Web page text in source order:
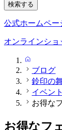
公式ホームペー
オンラインショ
ブログ
鈴印の
イベン
お得な
お得なフ